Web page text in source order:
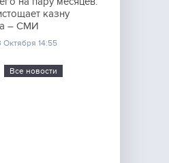
казну
– СМИ
Октября 14:55
Все новости